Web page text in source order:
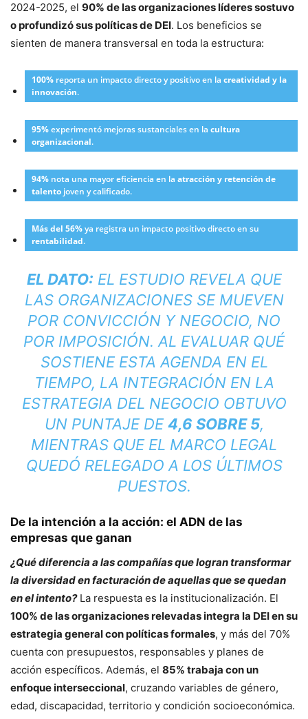
2024-2025, el 90% de las organizaciones líderes sostuvo
o profundizó sus políticas de DEI. Los beneficios se
sienten de manera transversal en toda la estructura:
100% reporta un impacto directo y positivo en la creatividad y la
innovación.
95%experimentó mejoras sustanciales en la cultura
organizacional.
94% nota una mayor eficiencia en la atracción y retención de
talento joven y calificado.
Más del 56%ya registra un impacto positivo directo en su
rentabilidad.
EL DATO: EL ESTUDIO REVELA QUE
LAS ORGANIZACIONES SE MUEVEN
POR CONVICCIÓN Y NEGOCIO, NO
POR IMPOSICIÓN. AL EVALUAR QUÉ
SOSTIENE ESTA AGENDA EN EL
TIEMPO, LA INTEGRACIÓN EN LA
ESTRATEGIA DEL NEGOCIO OBTUVO
UN PUNTAJE DE4,6 SOBRE 5,
MIENTRAS QUE EL MARCO LEGAL
QUEDÓ RELEGADO A LOS ÚLTIMOS
PUESTOS.
De la intención a la acción: el ADN de las
empresas que ganan
¿Qué diferencia a las compañías que logran transformar
la diversidad en facturación de aquellas que se quedan
en el intento?La respuesta es la institucionalización. El
100% de las organizaciones relevadas integra la DEI en su
estrategia general con políticas formales, y más del 70%
cuenta con presupuestos, responsables y planes de
acción específicos. Además, el 85% trabaja con un
enfoque interseccional, cruzando variables de género,
edad, discapacidad, territorio y condición socioeconómica.